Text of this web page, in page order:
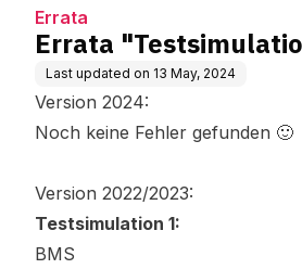
Errata
Errata
Last updated on 13 May, 2024
Version 2024:
Noch keine Fehler gefunden 🙂
Version 2022/2023:
Testsimulation 1:
BMS